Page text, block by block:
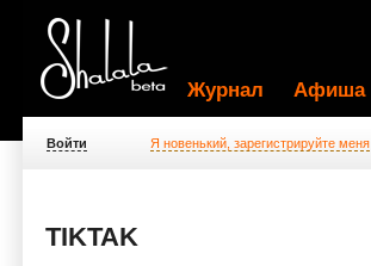
Журнал Афиша
Войти Я новенький, зарегистрируйте меня
TIKTAK